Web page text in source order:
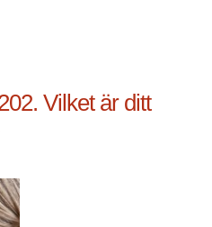
Vilket är ditt